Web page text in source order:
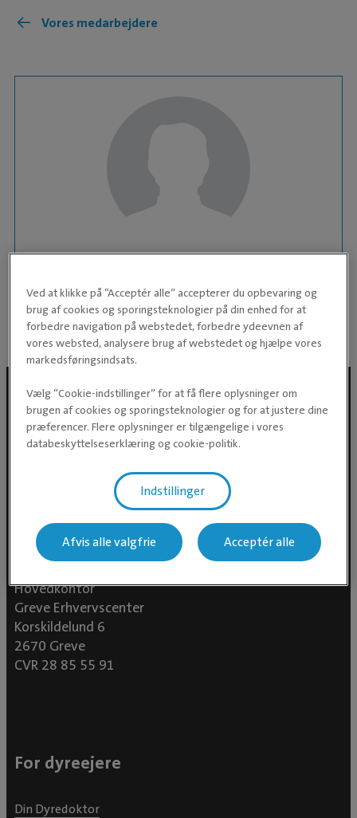
Vores medarbejdere
Mathilde
KLINIK:Brønshøj Dyreklinik
Hovedkontor
Greve Erhvervscenter
Korskildelund 6
2670 Greve
CVR 28 85 55 91
For dyreejere
Din Dyredoktor
Ved at klikke på “Acceptér alle” accepterer du opbevaring og
brug af cookies og sporingsteknologier på din enhed for at
forbedre navigation på webstedet, forbedre ydeevnen af
vores websted, analysere brug af webstedet og hjælpe vores
markedsføringsindsats.
Vælg “Cookie-indstillinger” for at få flere oplysninger om
brugen af cookies og sporingsteknologier og for at justere dine
præferencer. Flere oplysninger er tilgængelige i vores
databeskyttelseserklæring og cookie-politik.
Indstillinger
Afvis alle valgfrie Acceptér alle